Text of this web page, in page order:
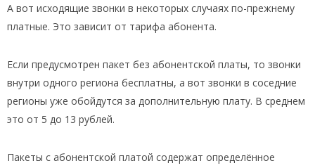
А вот исходящие звонки в некоторых случаях по-прежнему
платные. Это зависит от тарифа абонента.
Если предусмотрен пакет без абонентской платы, то звонки
внутри одного региона бесплатны, а вот звонки в соседние
регионы уже обойдутся за дополнительную плату. В среднем
это от 5 до 13 рублей.
Пакеты с абонентской платой содержат определённое